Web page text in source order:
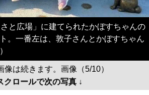
と広場」に建てられたかぼすちゃんの
。一番左は、敦子さんとかぼすちゃん
像は続きます。画像（5/10）
クロールで次の写真 ↓